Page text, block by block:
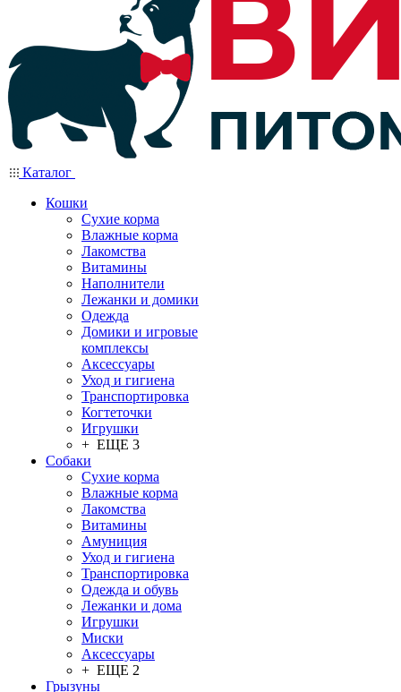
Каталог
Кошки
Сухие корма
Влажные корма
Лакомства
Витамины
Наполнители
Лежанки и домики
Одежда
Домики и игровые
комплексы
Аксессуары
Уход и гигиена
Транспортировка
Когтеточки
Игрушки
+ ЕЩЕ 3
Собаки
Сухие корма
Влажные корма
Лакомства
Витамины
Амуниция
Уход и гигиена
Транспортировка
Одежда и обувь
Лежанки и дома
Игрушки
Миски
Аксессуары
+ ЕЩЕ 2
Грызуны